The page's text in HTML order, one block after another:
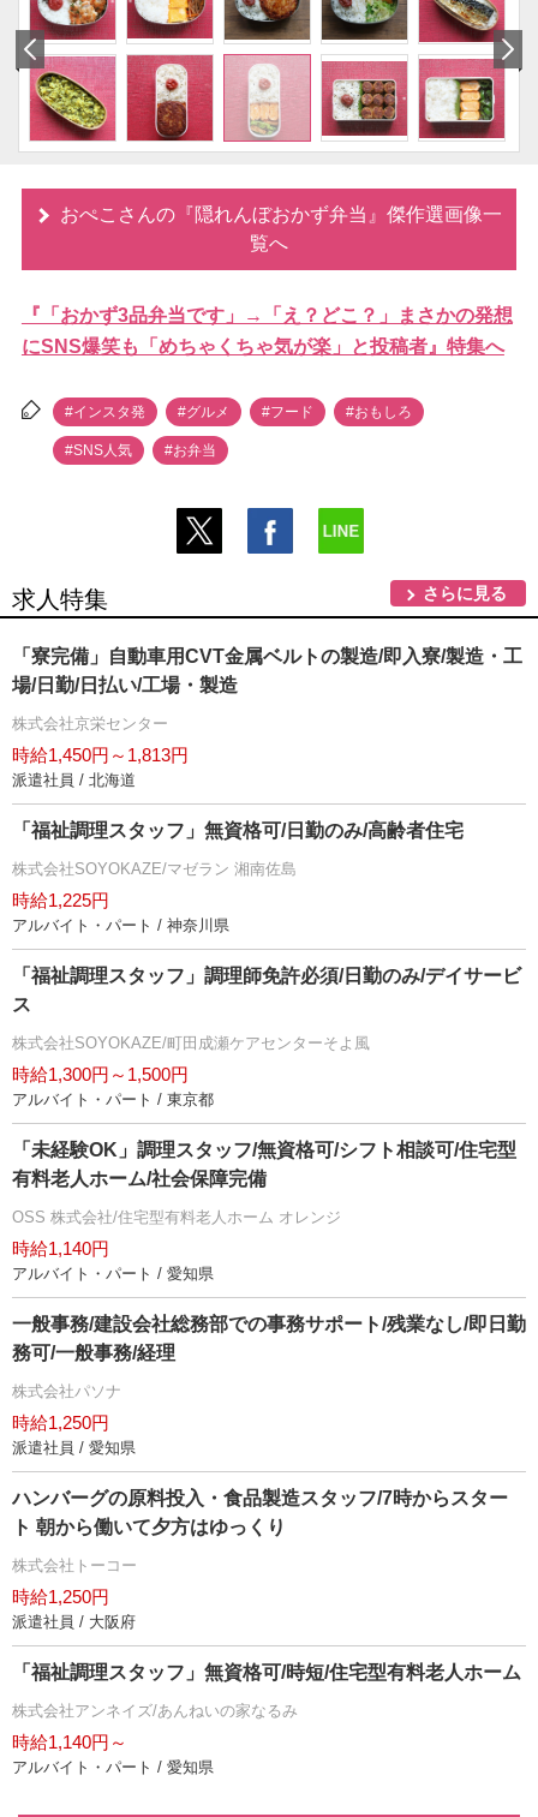
おぺこさんの『隠れんぼおかず弁当』傑作選画像一
覧へ
『「おかず3品弁当です」→「え？どこ？」まさかの発想
にSNS爆笑も「めちゃくちゃ気が楽」と投稿者』特集へ
#インスタ発 #グルメ #フード #おもしろ
#SNS人気 #お弁当
求人特集 さらに見る
「寮完備」自動車用CVT金属ベルトの製造/即入寮/製造・工
場/日勤/日払い/工場・製造
株式会社京栄センター
時給1,450円～1,813円
派遣社員 / 北海道
「福祉調理スタッフ」無資格可/日勤のみ/高齢者住宅
株式会社SOYOKAZE/マゼラン 湘南佐島
時給1,225円
アルバイト・パート / 神奈川県
「福祉調理スタッフ」調理師免許必須/日勤のみ/デイサービ
ス
株式会社SOYOKAZE/町田成瀬ケアセンターそよ風
時給1,300円～1,500円
アルバイト・パート / 東京都
「未経験OK」調理スタッフ/無資格可/シフト相談可/住宅型
有料老人ホーム/社会保障完備
OSS 株式会社/住宅型有料老人ホーム オレンジ
時給1,140円
アルバイト・パート / 愛知県
一般事務/建設会社総務部での事務サポート/残業なし/即日勤
務可/一般事務/経理
株式会社パソナ
時給1,250円
派遣社員 / 愛知県
ハンバーグの原料投入・食品製造スタッフ/7時からスター
ト 朝から働いて夕方はゆっくり
株式会社トーコー
時給1,250円
派遣社員 / 大阪府
「福祉調理スタッフ」無資格可/時短/住宅型有料老人ホーム
株式会社アンネイズ/あんねいの家なるみ
時給1,140円～
アルバイト・パート / 愛知県